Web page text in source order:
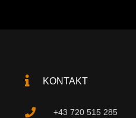
KONTAKT
+43 720 515 285